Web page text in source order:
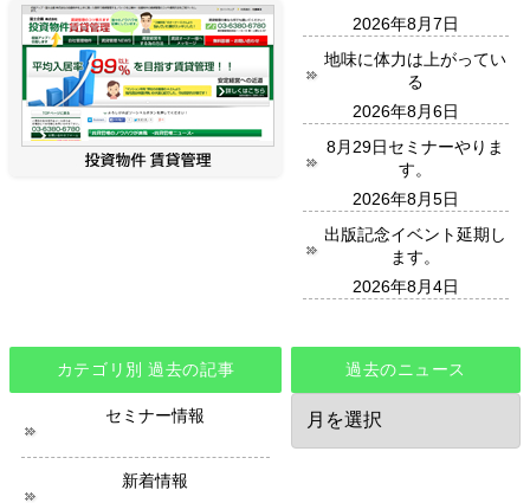
2026年8月7日
地味に体力は上がってい
る
2026年8月6日
8月29日セミナーやりま
す。
2026年8月5日
出版記念イベント延期し
ます。
2026年8月4日
カテゴリ別 過去の記事
セミナー情報
新着情報
過去のニュース
過
の